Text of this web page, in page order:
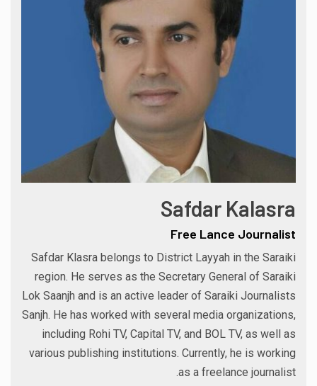
Safdar Kalasra
Free Lance Journalist
Safdar Klasra belongs to District Layyah in the Saraiki
region. He serves as the Secretary General of Saraiki
Lok Saanjh and is an active leader of Saraiki Journalists
Sanjh. He has worked with several media organizations,
including Rohi TV, Capital TV, and BOL TV, as well as
various publishing institutions. Currently, he is working
as a freelance journalist.